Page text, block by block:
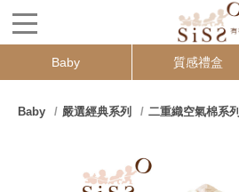
Baby 質感禮盒
Baby 嚴選經典系列 二重織空氣棉系列